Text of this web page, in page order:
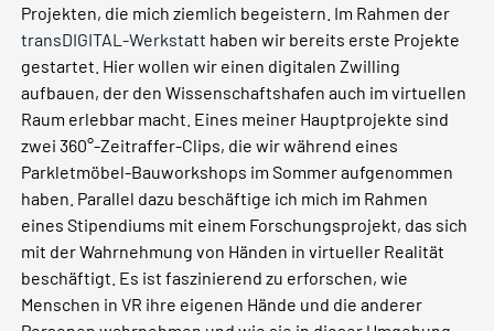
Projekten, die mich ziemlich begeistern. Im Rahmen der
transDIGITAL-Werkstatt haben wir bereits erste Projekte
gestartet. Hier wollen wir einen digitalen Zwilling
aufbauen, der den Wissenschaftshafen auch im virtuellen
Raum erlebbar macht. Eines meiner Hauptprojekte sind
zwei 360°-Zeitraffer-Clips, die wir während eines
Parkletmöbel-Bauworkshops im Sommer aufgenommen
haben. Parallel dazu beschäftige ich mich im Rahmen
eines Stipendiums mit einem Forschungsprojekt, das sich
mit der Wahrnehmung von Händen in virtueller Realität
beschäftigt. Es ist faszinierend zu erforschen, wie
Menschen in VR ihre eigenen Hände und die anderer